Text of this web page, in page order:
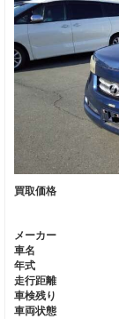
買取価格
メーカー
車名
年式
走行距離
車検残り
車両状態